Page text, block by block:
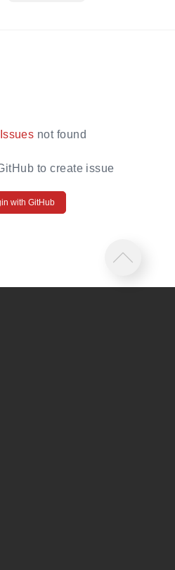
Issues not found
to create issue
with GitHub